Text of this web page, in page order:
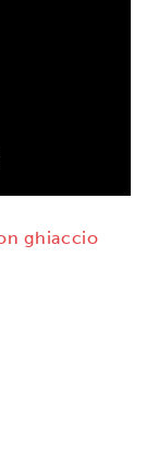
ghiaccio